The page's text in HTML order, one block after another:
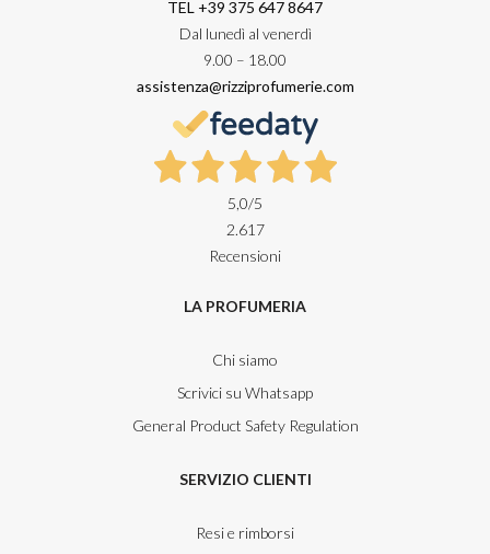
TEL +39 375 647 8647
Dal lunedì al venerdì
9.00 – 18.00
assistenza@rizziprofumerie.com
5,0/5
2.617
Recensioni
LA PROFUMERIA
Chi siamo
Scrivici su Whatsapp
General Product Safety Regulation
SERVIZIO CLIENTI
Resi e rimborsi